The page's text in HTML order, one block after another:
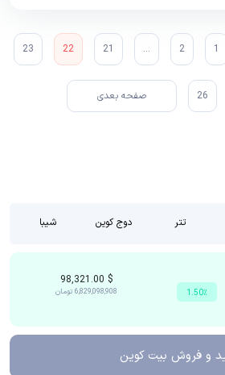
1
2
…
21
22
23
26 صفحه بعدی
تتر دوج کوین شیبا
1.50٪
$
6,829,098,908 تومان
و فروش بیت کوین